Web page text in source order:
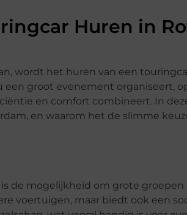
Huren in
wordt het huren van een
groot evenement organiseert,
en comfort combineert. In
en waarom het de slimme
is de mogelijkheid om grote
voertuigen, maar biedt ook een